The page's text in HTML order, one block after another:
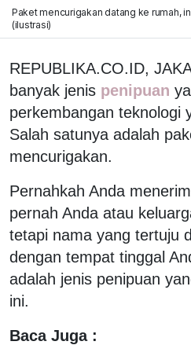
Paket mencurigakan datang ke rumah,
(ilustrasi)
REPUBLIKA.CO.ID,
banyak jenis penipuan
perkembangan teknologi
Salah satunya adalah
mencurigakan.
Pernahkah Anda
pernah Anda atau
tetapi nama yang tertuju
dengan tempat tinggal
adalah jenis penipuan
ini.
Baca Juga :